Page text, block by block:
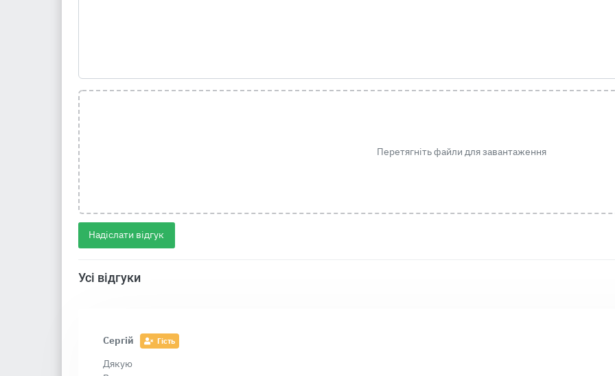
Перетягніть файли для завантаження
Надіслати відгук
Усі відгуки
Сергій Гість
Дякую